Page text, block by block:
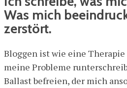
Was mich
zerstört.
Bloggen ist wie eine
meine Probleme
Ballast befreien, der mich